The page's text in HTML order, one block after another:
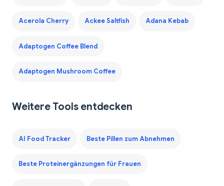
Acerola Cherry Ackee Saltfish Adana Kebab
Adaptogen Coffee Blend
Adaptogen Mushroom Coffee
Weitere Tools entdecken
AI Food Tracker Beste Pillen zum Abnehmen
Beste Proteinergänzungen für Frauen